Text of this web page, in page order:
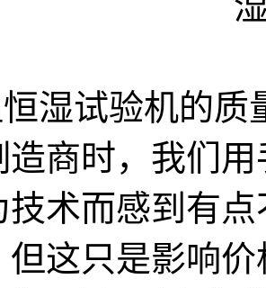
试验机的质
造商时，我们
技术而感到有
但这只是影响